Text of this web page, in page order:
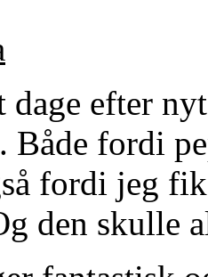
dage efter
Både fordi
fordi jeg
den skulle